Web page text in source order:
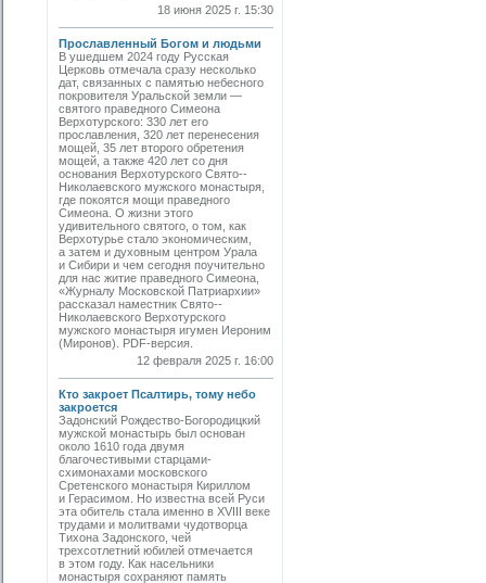
18 июня 2025 г. 15:30
Прославленный Богом и людьми
В ушедшем 2024 году Русская
Церковь отмечала сразу несколько
дат, связанных с памятью небесного
покровителя Уральской земли —
святого праведного ­Симеона
Верхотурского: 330 лет его
прославления, 320 лет перенесения
мощей, 35 лет второго обретения
мощей, а также 420 лет со дня
основания Верхотурского Свято-­
Николаевского мужского монастыря,
где покоятся мощи праведного
Симеона. О жизни этого
удивительного святого, о том, как
Верхотурье стало экономическим,
а затем и духовным центром Урала
и Сибири и чем сегодня поучительно
для нас житие праведного Симеона,
«Журналу Московской Патриархии»
рассказал наместник Свято-­
Николаевского Верхотурского
мужского монастыря игумен Иероним
(Миронов). PDF-версия.
12 февраля 2025 г. 16:00
Кто закроет Псалтирь, тому небо
закроется
Задонский Рождество-Богородицкий
мужской монастырь был основан
около 1610 года двумя
благочестивыми старцами-
схимонахами московского
Сретенского монастыря Кириллом
и Герасимом. Но известна всей Руси
эта обитель стала именно в XVIII веке
трудами и молитвами чудотворца
Тихона Задонского, чей
трехсотлетний юбилей отмечается
в этом году. Как насельники
монастыря сохраняют память